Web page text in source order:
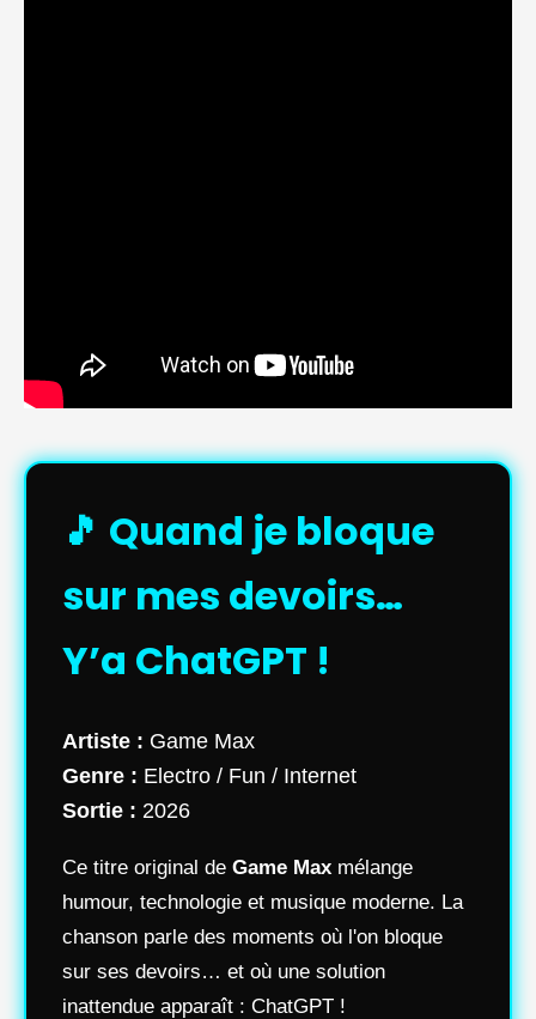
🎵 Quand je bloque
sur mes devoirs…
Y’a ChatGPT !
Artiste : Game Max
Genre : Electro / Fun / Internet
Sortie : 2026
Ce titre original de Game Max mélange
humour, technologie et musique moderne. La
chanson parle des moments où l'on bloque
sur ses devoirs… et où une solution
inattendue apparaît : ChatGPT !